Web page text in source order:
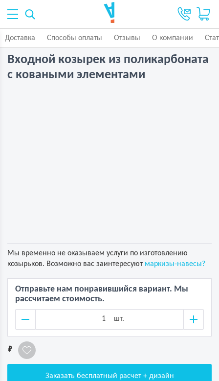
Доставка Способы оплаты Отзывы О компании
Входной козырек из поликарбоната
с коваными элементами
Мы временно не оказываем услуги по изготовлению
козырьков. Возможно вас заинтересуют маркизы-навесы?
Отправьте нам понравившийся вариант. Мы
рассчитаем стоимость.
шт.
1
Заказать бесплатный расчет + дизайн